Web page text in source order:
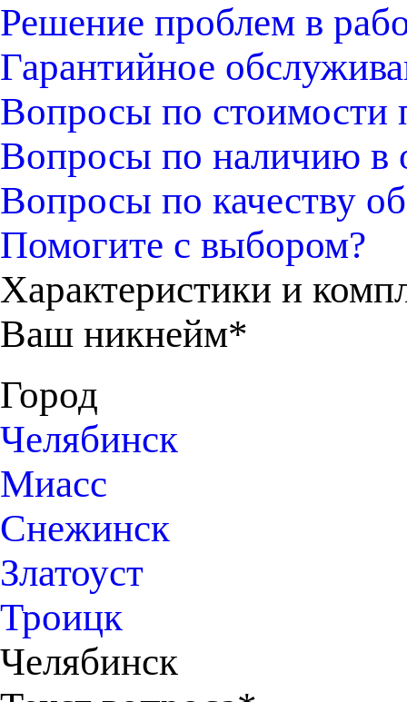
Решение проблем в
Гарантийное
Вопросы по стоимости
Вопросы по наличию в
Вопросы по качеству
Помогите с выбором?
Характеристики и
Ваш никнейм*
Город
Челябинск
Миасс
Снежинск
Златоуст
Троицк
Челябинск